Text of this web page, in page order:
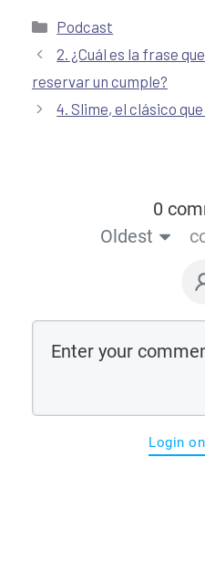
Podcast
2. ¿Cuál es la frase
reservar un cumple?
4. Slime, el clásico
0
Oldest
Login